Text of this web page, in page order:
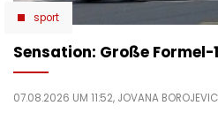
sport
Sensation: Große
07.08.2026 UM 11:52, JOVANA BOROJEVIC